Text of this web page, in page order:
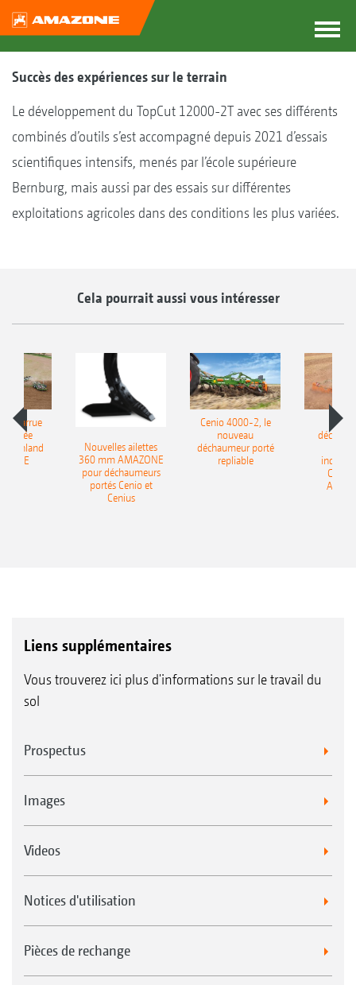
Succès des expériences sur le terrain
Le développement du TopCut 12000-2T avec ses différents
combinés d’outils s’est accompagné depuis 2021 d’essais
scientifiques intensifs, menés par l’école supérieure
Bernburg, mais aussi par des essais sur différentes
exploitations agricoles dans des conditions les plus variées.
Cela pourrait aussi vous intéresser
charrue
portée
Onland
Nouvelles ailettes
360 mm AMAZONE
pour déchaumeurs
portés Cenio et
Cenius
Cenio 4000-2, le
nouveau
déchaumeur porté
repliable
Liens supplémentaires
Vous trouverez ici plus d'informations sur le travail du
sol
Prospectus
Images
Videos
Notices d'utilisation
Pièces de rechange